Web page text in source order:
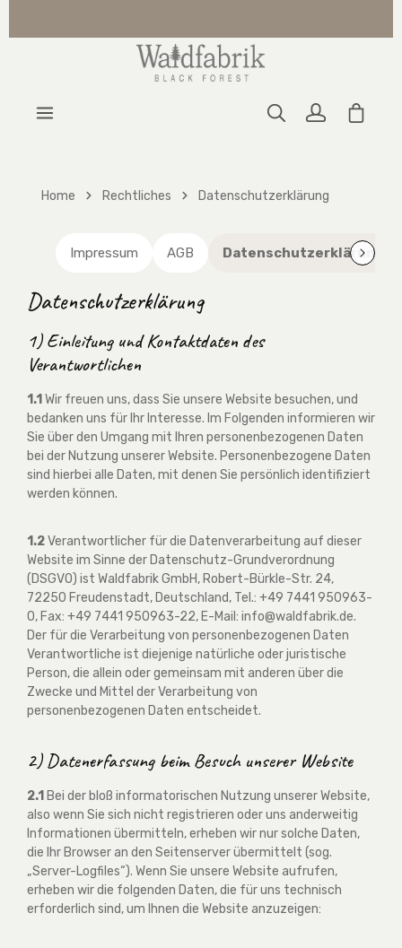
Home Rechtliches Datenschutzerklärung
Impressum AGB Datenschutzerklärung
Datenschutzerklärung
1) Einleitung und Kontaktdaten des
Verantwortlichen
1.1 Wir freuen uns, dass Sie unsere Website besuchen, und
bedanken uns für Ihr Interesse. Im Folgenden informieren wir
Sie über den Umgang mit Ihren personenbezogenen Daten
bei der Nutzung unserer Website. Personenbezogene Daten
sind hierbei alle Daten, mit denen Sie persönlich identifiziert
werden können.
1.2Verantwortlicher für die Datenverarbeitung auf dieser
Website im Sinne der Datenschutz-Grundverordnung
(DSGVO) ist Waldfabrik GmbH, Robert-Bürkle-Str. 24,
72250 Freudenstadt, Deutschland, Tel.: +49 7441 950963-
0, Fax: +49 7441 950963-22, E-Mail: info@waldfabrik.de.
Der für die Verarbeitung von personenbezogenen Daten
Verantwortliche ist diejenige natürliche oder juristische
Person, die allein oder gemeinsam mit anderen über die
Zwecke und Mittel der Verarbeitung von
personenbezogenen Daten entscheidet.
2) Datenerfassung beim Besuch unserer Website
2.1 Bei der bloß informatorischen Nutzung unserer Website,
also wenn Sie sich nicht registrieren oder uns anderweitig
Informationen übermitteln, erheben wir nur solche Daten,
die Ihr Browser an den Seitenserver übermittelt (sog.
„Server-Logfiles“). Wenn Sie unsere Website aufrufen,
erheben wir die folgenden Daten, die für uns technisch
erforderlich sind, um Ihnen die Website anzuzeigen: